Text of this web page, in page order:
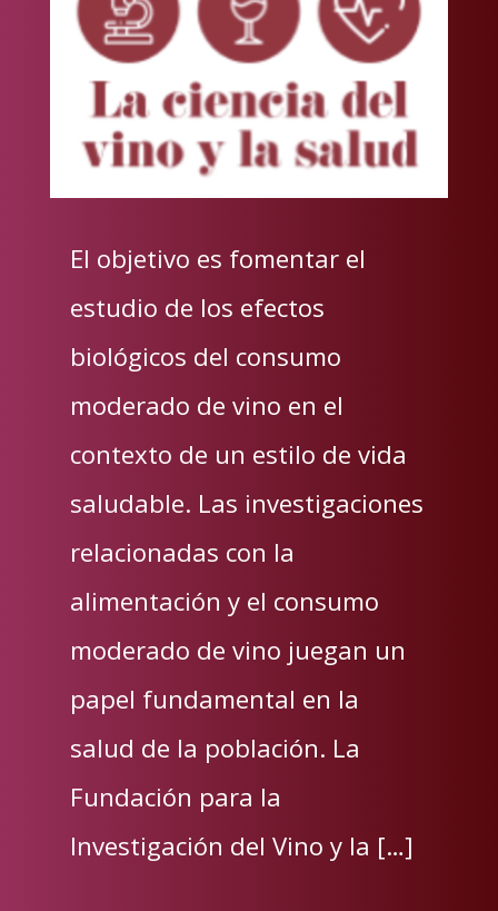
El objetivo es fomentar el
estudio de los efectos
biológicos del consumo
moderado de vino en el
contexto de un estilo de vida
saludable. Las investigaciones
relacionadas con la
alimentación y el consumo
moderado de vino juegan un
papel fundamental en la
salud de la población. La
Fundación para la
Investigación del Vino y la […]